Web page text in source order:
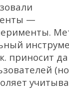
—
приносит